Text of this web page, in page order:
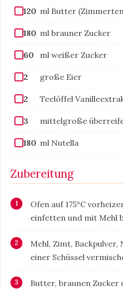
120 ml Butter
180 ml brauner Zucker
60 ml weißer Zucker
2 große Eier
2 Teelöffel
3 mittelgroße
180 ml Nutella
Zubereitung
Ofen auf 175°C
einfetten und mit Mehl
Mehl, Zimt, Backpulver,
einer Schüssel
Butter, braunen Zucker